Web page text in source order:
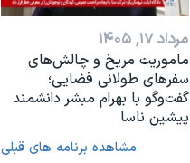
مرداد ۱۷, ۱۴۰۵
ماموریت مریخ و چالش‌های
سفرهای طولانی فضایی؛
گفت‌وگو با بهرام مبشر دانشمند
پیشین ناسا
مشاهده برنامه های قبلی